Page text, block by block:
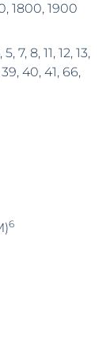
1800, 1900
7, 8, 11, 12, 13,
39, 40, 41, 66,
6